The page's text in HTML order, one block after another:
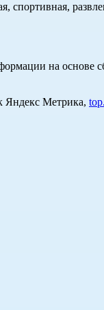
на основе
Яндекс Метрика,